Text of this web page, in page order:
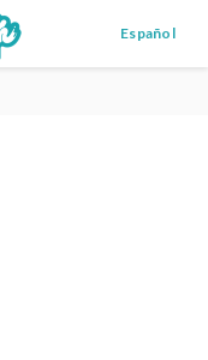
Español